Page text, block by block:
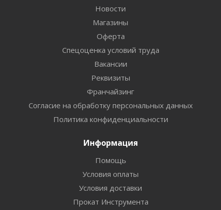
Новости
Магазины
Оферта
Спецоценка условий труда
Вакансии
Реквизиты
Франчайзинг
Согласие на обработку персональных данных
Политика конфиденциальности
Информация
Помощь
Условия оплаты
Условия доставки
Прокат Инструмента